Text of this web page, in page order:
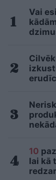
Vai
10
lai kā